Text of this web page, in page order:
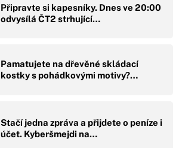
Připravte si kapesníky. Dnes ve 20:00
odvysílá ČT2 strhující…
Pamatujete na dřevěné skládací
kostky s pohádkovými motivy?…
Stačí jedna zpráva a přijdete o peníze i
účet. Kyberšmejdi na…